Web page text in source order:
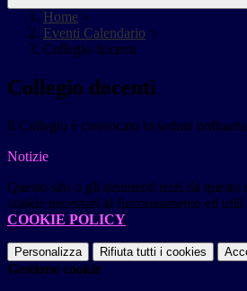
Home >
Eventi Calendario >
Collegio docenti
Collegio docenti
Il Collegio è convocato in seduta
Notizie
Questo sito o gli strumenti terzi da
cookie necessari al funzionamento ed
COOKIE POLICY.
Personalizza Rifiuta tutti i cookies
Gestione cookie